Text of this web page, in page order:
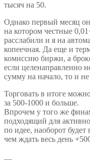
тысяч на 50.
Однако первый месяц
на котором честные
расслабили и я на
копеечная. Да еще и
комиссию биржи, а
если целенаправленно
сумму на начало, то и
Торговать в итоге
за 500-1000 и больше.
Впрочем у того же
подходящий для
по идее, наоборот будет
чем ждать весь день